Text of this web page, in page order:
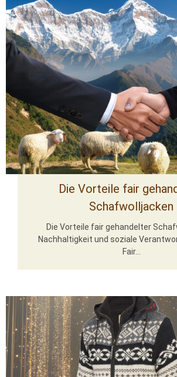
Die Vorteile fair
Schafwolljacken
Die Vorteile fair gehandelter
Nachhaltigkeit und soziale
Fair...